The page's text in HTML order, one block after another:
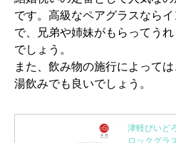
です。高級なペアグラスなら
で、兄弟や姉妹がもらってう
でしょう。
また、飲み物の施行によって
湯飲みでも良いでしょう。
津軽びいど